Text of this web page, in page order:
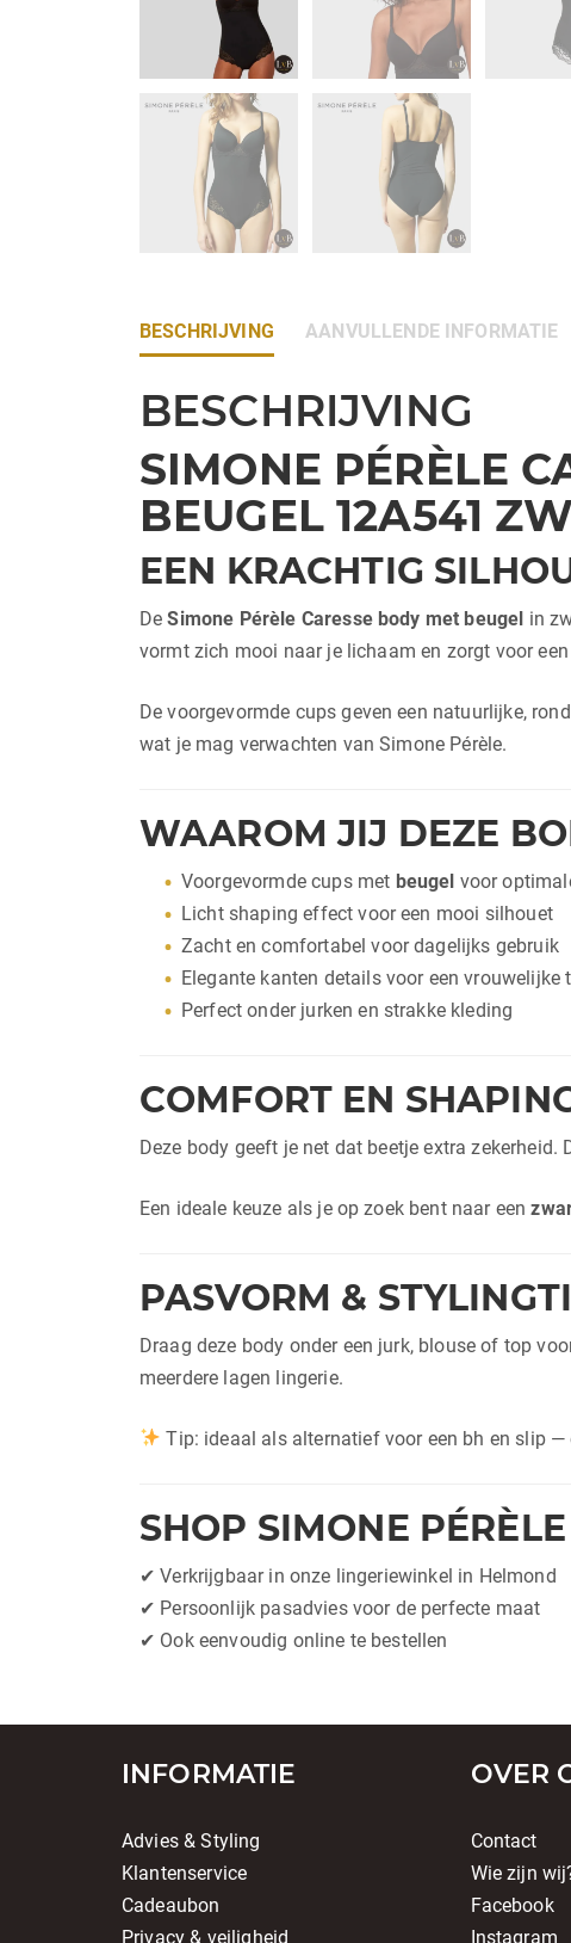
BESCHRIJVING AANVULLENDE INFORMATIE
BESCHRIJVING
SIMONE PÉRÈLE
BEUGEL 12A541
EEN KRACHTIG
DeSimone Pérèle Caresse body met beugel in
vormt zich mooi naar je lichaam en zorgt voor
De voorgevormde cups geven een natuurlijke,
wat je mag verwachten vanSimone Pérèle.
WAAROM JIJ DEZE
Voorgevormde cups met beugel voor
Licht shaping effect voor een mooi silhouet
Zacht en comfortabel voor dagelijks gebruik
Elegante kanten details voor een vrouwelijke
Perfect onder jurken en strakke kleding
COMFORT EN
Deze body geeft je net dat beetje extra
Een ideale keuze als je op zoek bent naar een
PASVORM &
Draag deze body onder een jurk, blouse of top
meerdere lagen lingerie.
Tip: ideaal als alternatief voor een bh en slip
SHOP SIMONE
✔ Verkrijgbaar in onze lingeriewinkel in Helmond
✔ Persoonlijk pasadvies voor de perfecte maat
✔ Ook eenvoudig online te bestellen
INFORMATIE
Advies & Styling
Klantenservice
Cadeaubon
Privacy & veiligheid
OVER
Contact
Wie zijn
Facebook
Instagram